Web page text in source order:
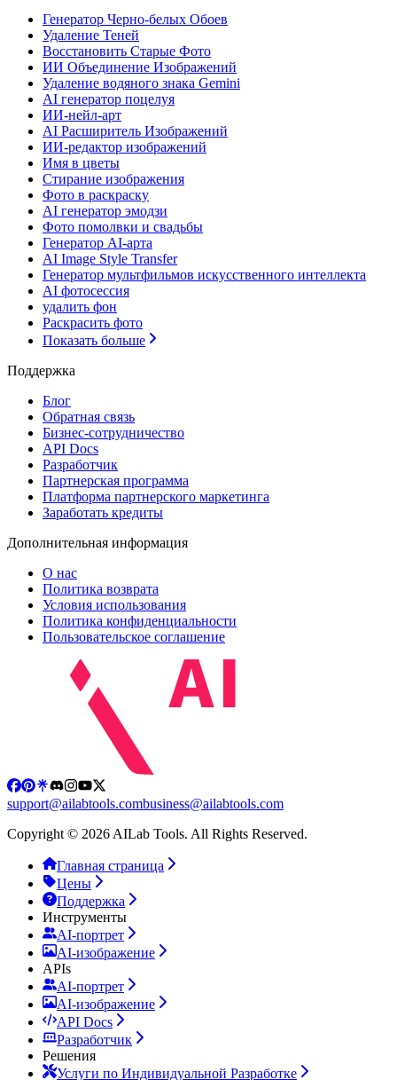
Генератор Черно-белых Обоев
Удаление Теней
Восстановить Старые Фото
ИИ Объединение Изображений
Удаление водяного знака Gemini
AI генератор поцелуя
ИИ-нейл-арт
AI Расширитель Изображений
ИИ-редактор изображений
Имя в цветы
Стирание изображения
Фото в раскраску
AI генератор эмодзи
Фото помолвки и свадьбы
Генератор AI-арта
AI Image Style Transfer
Генератор мультфильмов искусственного интеллекта
AI фотосессия
удалить фон
Раскрасить фото
Показать больше
Поддержка
Блог
Обратная связь
Бизнес-сотрудничество
API Docs
Разработчик
Партнерская программа
Платформа партнерского маркетинга
Заработать кредиты
Дополнительная информация
О нас
Политика возврата
Условия использования
Политика конфиденциальности
Пользовательское соглашение
support@ailabtools.combusiness@ailabtools.com
Copyright © 2026 AILab Tools. All Rights Reserved.
Главная страница
Цены
Поддержка
Инструменты
AI-портрет
AI-изображение
APIs
AI-портрет
AI-изображение
API Docs
Разработчик
Решения
Услуги по Индивидуальной Разработке